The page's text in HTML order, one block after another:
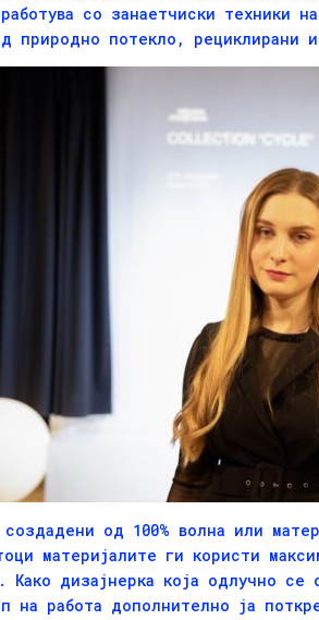
со занаетчиски техники
природно потекло, рециклирани
од 100% волна или
материјалите ги користи
Како дизајнерка која одлучно
на работа дополнително ја